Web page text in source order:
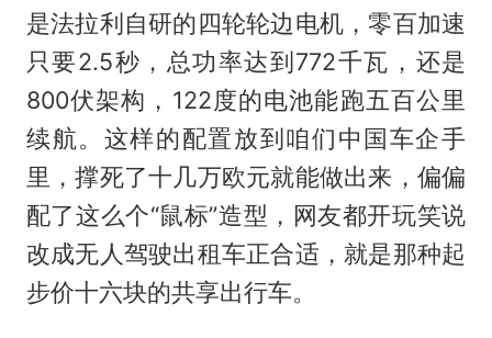
是法拉利自研的四轮轮边电机，零百加速
只要2.5秒，总功率达到772千瓦，还是
800伏架构，122度的电池能跑五百公里
续航。这样的配置放到咱们中国车企手
里，撑死了十几万欧元就能做出来，偏偏
配了这么个“鼠标”造型，网友都开玩笑说
改成无人驾驶出租车正合适，就是那种起
步价十六块的共享出行车。